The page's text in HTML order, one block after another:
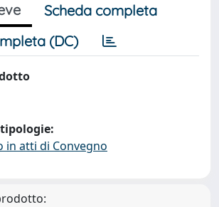
Scheda completa
(DC)
in atti di Convegno